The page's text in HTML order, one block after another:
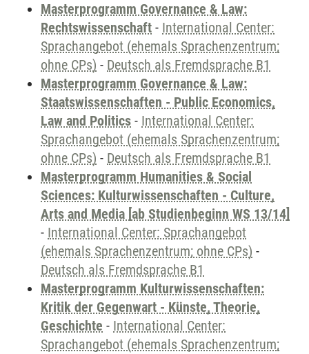
Masterprogramm Governance & Law:
Rechtswissenschaft - International Center:
Sprachangebot (ehemals Sprachenzentrum;
ohne CPs) - Deutsch als Fremdsprache B1
Masterprogramm Governance & Law:
Staatswissenschaften - Public Economics,
Law and Politics - International Center:
Sprachangebot (ehemals Sprachenzentrum;
ohne CPs) - Deutsch als Fremdsprache B1
Masterprogramm Humanities & Social
Sciences: Kulturwissenschaften - Culture,
Arts and Media [ab Studienbeginn WS 13/14]
- International Center: Sprachangebot
(ehemals Sprachenzentrum; ohne CPs) -
Deutsch als Fremdsprache B1
Masterprogramm Kulturwissenschaften:
Kritik der Gegenwart - Künste, Theorie,
Geschichte - International Center:
Sprachangebot (ehemals Sprachenzentrum;